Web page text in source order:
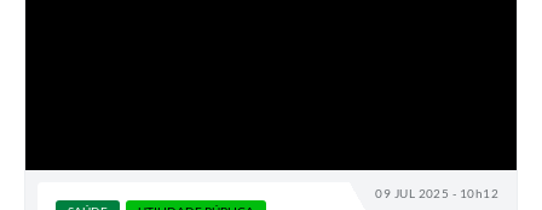
09 JUL 2025 - 10h12